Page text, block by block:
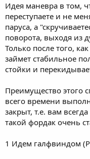
Идея маневра в том,
переступаете и не
паруса, а
поворота, выходя из
Только после того,
займет стабильное
стойки и
Преимущество этого
всего времени
закрыт, т.е. вам
такой фордак очень
1 Идем галфвиндом